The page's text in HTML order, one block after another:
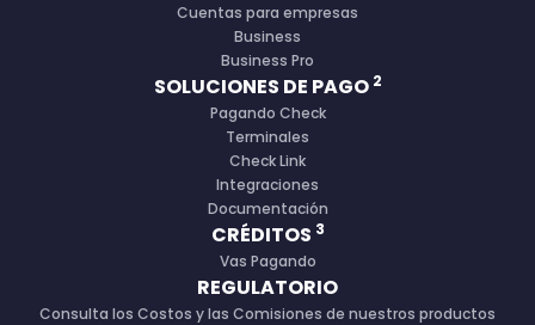
Cuentas para empresas
Business
Business Pro
SOLUCIONES DE PAGO 2
Pagando Check
Terminales
Check Link
Integraciones
Documentación
CRÉDITOS 3
Vas Pagando
REGULATORIO
Consulta los Costos y las Comisiones de nuestros productos